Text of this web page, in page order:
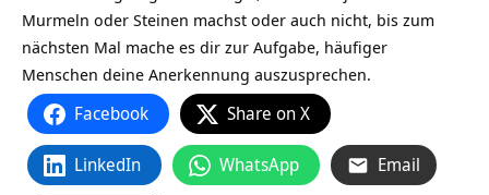
Murmeln oder Steinen machst oder auch nicht, bis zum
nächsten Mal mache es dir zur Aufgabe, häufiger
Menschen deine Anerkennung auszusprechen.
Facebook Share on X
LinkedIn WhatsApp Email